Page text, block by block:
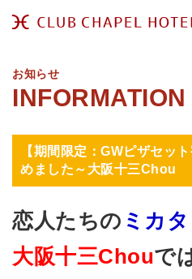
お知らせ
【期間限定：GWピザセッ
めました～大阪十三Chou
恋人たちの ミカタ
大阪十三Chouで